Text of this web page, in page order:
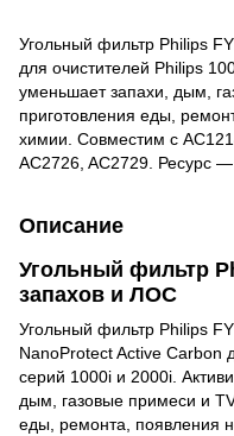
Угольный фильтр Philips
для очистителей Philips
уменьшает запахи, дым,
приготовления еды,
химии. Совместим с
AC2726, AC2729. Ресурс —
Описание
Угольный фильтр
запахов и ЛОС
Угольный фильтр Philips
NanoProtect Active Carbon
серий 1000i и 2000i.
дым, газовые примеси и
еды, ремонта, появления